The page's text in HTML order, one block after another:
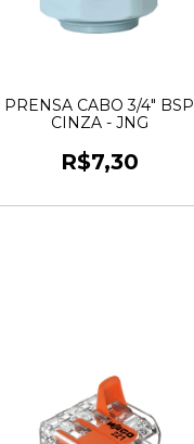
PRENSA CABO 3/4" BSP
CINZA - JNG
R$7,30